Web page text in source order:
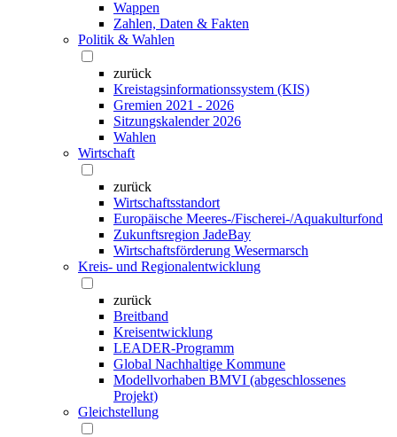
Wappen
Zahlen, Daten & Fakten
Politik & Wahlen
zurück
Kreistagsinformationssystem (KIS)
Gremien 2021 - 2026
Sitzungskalender 2026
Wahlen
Wirtschaft
zurück
Wirtschaftsstandort
Europäische Meeres-/Fischerei-/Aquakulturfond
Zukunftsregion JadeBay
Wirtschaftsförderung Wesermarsch
Kreis- und Regionalentwicklung
zurück
Breitband
Kreisentwicklung
LEADER-Programm
Global Nachhaltige Kommune
Modellvorhaben BMVI (abgeschlossenes
Projekt)
Gleichstellung